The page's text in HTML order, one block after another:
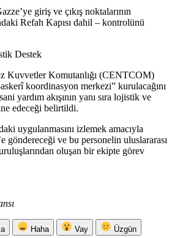
giriş ve çıkış noktalarının
Refah Kapısı dahil – kontrolünü
Destek
Kuvvetler Komutanlığı (CENTCOM)
koordinasyon merkezi” kurulacağını
yardım akışının yanı sıra lojistik ve
edeceği belirtildi.
uygulanmasını izlemek amacıyla
göndereceği ve bu personelin uluslararası
oluşan bir ekipte görev
Haha Vay Üzgün